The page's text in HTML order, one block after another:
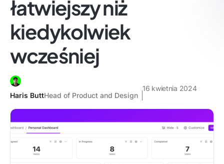
łatwiejszy niż
kiedykolwiek
wcześniej
Haris ButtHead of Product and Design
16 kwietnia 2024